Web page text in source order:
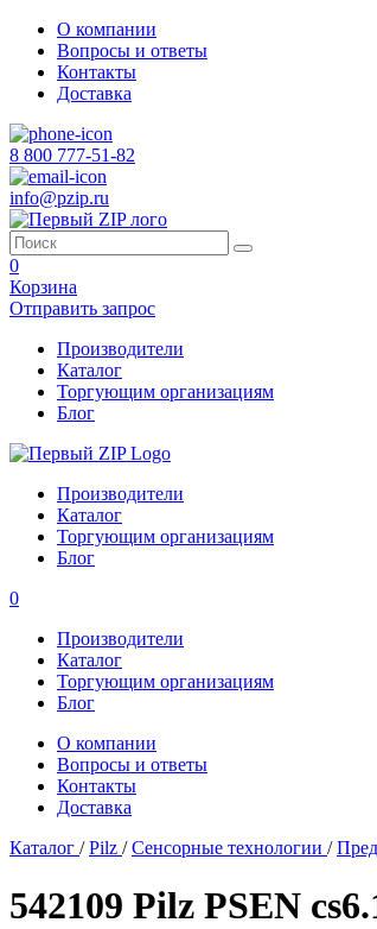
О компании
Вопросы и ответы
Контакты
Доставка
8 800 777-51-82
info@pzip.ru
0
Корзина
Отправить запрос
Производители
Каталог
Торгующим организациям
Блог
Производители
Каталог
Торгующим организациям
Блог
0
Производители
Каталог
Торгующим организациям
Блог
О компании
Вопросы и ответы
Контакты
Доставка
Каталог /Pilz /Сенсорные технологии /
542109 Pilz PSEN